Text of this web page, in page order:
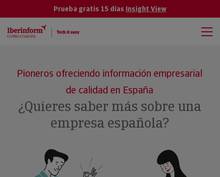
Prueba gratis 15 días Insight View
Pioneros ofreciendo información empresarial
de calidad en España
¿Quieres saber más sobre una
empresa española?